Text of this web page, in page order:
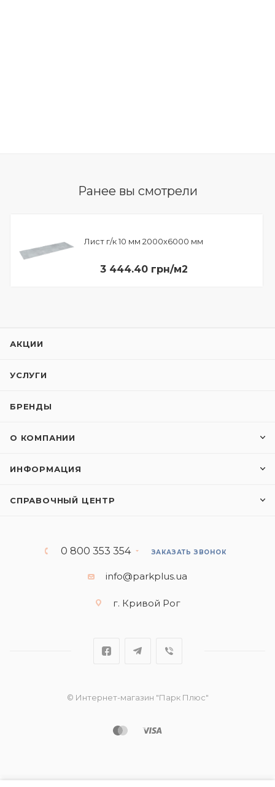
Ранее вы смотрели
Лист г/к 10 мм 2000х6000 мм
3 444.40 грн/м2
АКЦИИ
УСЛУГИ
БРЕНДЫ
О КОМПАНИИ
ИНФОРМАЦИЯ
СПРАВОЧНЫЙ ЦЕНТР
0 800 353 354 ЗАКАЗАТЬ ЗВОНОК
info@parkplus.ua
г. Кривой Рог
© Интернет-магазин "Парк Плюс"